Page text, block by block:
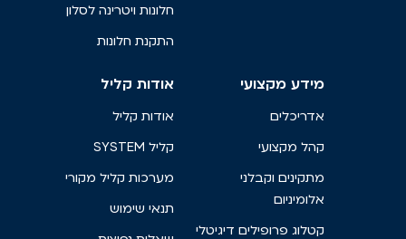
חלונות ויטרינה לסלון
התקנת חלונות
מידע מקצועי
אדריכלים
קהל מקצועי
מתקינים וקבלני
אלומיניום
קטלוג פרופילים דיגיטלי
אודות קליל
אודות קליל
קליל SYSTEM
מערכות קליל מקורי
תנאי שימוש